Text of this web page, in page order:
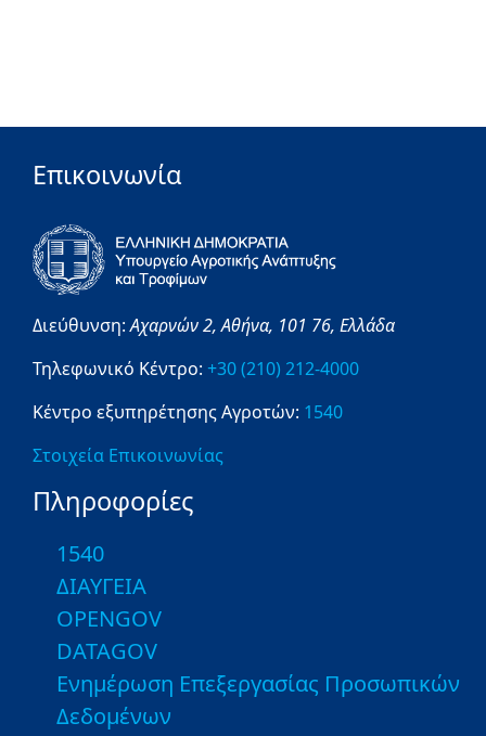
Επικοινωνία
Διεύθυνση:Αχαρνών 2,Αθήνα, 101 76, Ελλάδα
Τηλεφωνικό Κέντρο: +30 (210) 212-4000
Κέντρο εξυπηρέτησης Αγροτών: 1540
Στοιχεία Επικοινωνίας
Πληροφορίες
1540
ΔΙΑΥΓΕΙΑ
OPENGOV
DATAGOV
Ενημέρωση Επεξεργασίας Προσωπικών
Δεδομένων